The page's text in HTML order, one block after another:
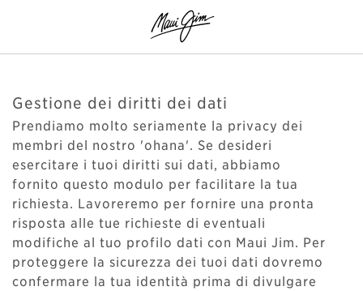
Gestione dei diritti dei dati
Prendiamo molto seriamente la privacy dei
membri del nostro 'ohana'. Se desideri
esercitare i tuoi diritti sui dati, abbiamo
fornito questo modulo per facilitare la tua
richiesta. Lavoreremo per fornire una pronta
risposta alle tue richieste di eventuali
modifiche al tuo profilo dati con Maui Jim. Per
proteggere la sicurezza dei tuoi dati dovremo
confermare la tua identità prima di divulgare